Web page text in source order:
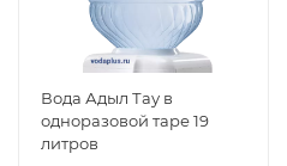
Вода Адыл Тау в
одноразовой таре 19
литров